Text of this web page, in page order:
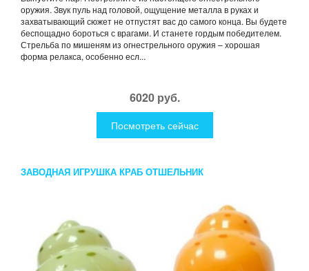
оружия. Звук пуль над головой, ощущение металла в руках и
захватывающий сюжет не отпустят вас до самого конца. Вы будете
беспощадно бороться с врагами. И станете гордым победителем.
Стрельба по мишеням из огнестрельного оружия – хорошая
форма релакса, особенно есл...
6020 руб.
Посмотреть сейчас
ЗАВОДНАЯ ИГРУШКА КРАБ ОТШЕЛЬНИК